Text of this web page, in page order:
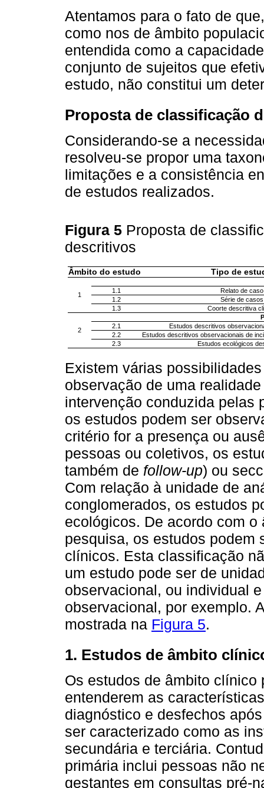
Atentamos para o fato de
como nos de âmbito
entendida como a
conjunto de sujeitos que
estudo, não constitui um
Proposta de classificação
Considerando-se a
resolveu-se propor uma
limitações e a consistência
de estudos realizados.
Figura 5 Proposta de
descritivos
Âmbito do estudo Tipo de
1
1.1
Relato de caso
1.2
Série de casos
1.3
Coorte descritiva
2
2.1
Estudos descritivos
2.2
Estudos descritivos observacionais de
2.3
Estudos ecológicos
Existem várias
observação de uma
intervenção conduzida pelas
os estudos podem ser
critério for a presença ou
pessoas ou coletivos, os
também de follow-up) ou
Com relação à unidade de
conglomerados, os estudos
ecológicos. De acordo com
pesquisa, os estudos podem
clínicos. Esta classificação
um estudo pode ser de
observacional, ou individual
observacional, por exemplo.
mostrada na Figura 5.
1. Estudos de âmbito
Os estudos de âmbito clínico
entenderem as
diagnóstico e desfechos
ser caracterizado como as
secundária e terciária.
primária inclui pessoas não
gestantes em consultas pré-